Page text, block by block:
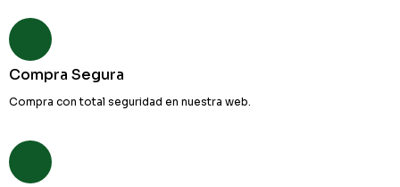
Compra Segura
Compra con total seguridad en nuestra web.